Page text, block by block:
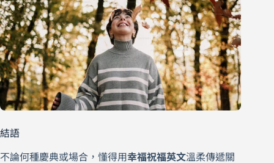
結語
不論何種慶典或場合，懂得用幸福祝福英文溫柔傳遞關